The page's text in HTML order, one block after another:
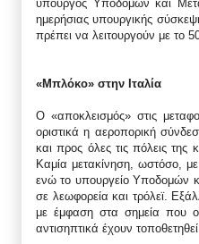
υπουργός Υποδομών και
ημερήσιας υπουργικής
πρέπει να λειτουργούν με το
«Μπλόκο» στην Ιταλία
Ο «αποκλεισμός» στις
οριστικά η αεροπορική
και προς όλες τις πόλεις
Καμία μετακίνηση, ωστόσο,
ενώ το υπουργείο Υποδομών
σε λεωφορεία και τρόλεϊ.
με έμφαση στα σημεία που
αντισηπτικά έχουν